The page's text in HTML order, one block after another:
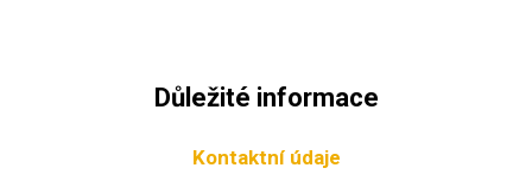
Důležité informace
Kontaktní údaje